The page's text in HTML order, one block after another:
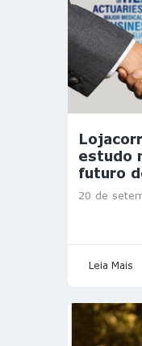
estudo
futuro
20 de
Leia Mais